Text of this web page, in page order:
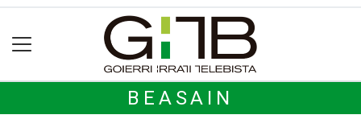
BEASAIN